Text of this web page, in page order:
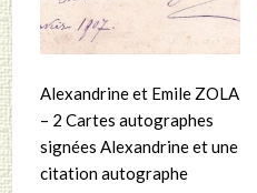
Alexandrine et Emile ZOLA
– 2 Cartes autographes
signées Alexandrine et une
citation autographe